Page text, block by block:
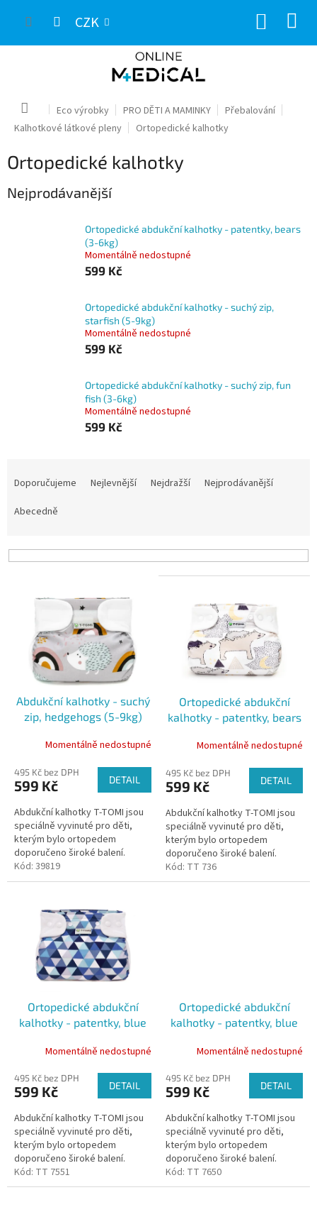
CZK
Domů Eco výrobky PRO DĚTI A MAMINKY
Přebalování
Kalhotkové látkové pleny
Ortopedické kalhotky
Ortopedické kalhotky
Nejprodávanější
Ortopedické abdukční kalhotky - patentky, bears
(3-6kg)
Momentálně nedostupné
599 Kč
Ortopedické abdukční kalhotky - suchý zip,
starfish (5-9kg)
Momentálně nedostupné
599 Kč
Ortopedické abdukční kalhotky - suchý zip, fun
fish (3-6kg)
Momentálně nedostupné
599 Kč
p
Doporučujeme Nejlevnější Nejdražší
Nejprodávanější
Abecedně
Abdukční kalhotky - suchý
zip, hedgehogs (5-9kg)
Momentálně nedostupné
495 Kč bez DPH
599 Kč DETAIL
Abdukční kalhotky T-TOMI jsou
speciálně vyvinuté pro děti,
kterým bylo ortopedem
doporučeno široké balení.
Kalhotky udržují kyčle dítěte ve
správném postavení díky všité...
Kód: 39819
Ortopedické abdukční
kalhotky - patentky, bears
Momentálně nedostupné
495 Kč bez DPH
599 Kč DETAIL
Abdukční kalhotky T-TOMI jsou
speciálně vyvinuté pro děti,
kterým bylo ortopedem
doporučeno široké balení.
Kalhotky udržují kyčle dítěte ve
správném postavení díky všité...
Kód: TT 736
Ortopedické abdukční
kalhotky - patentky, blue
Momentálně nedostupné
495 Kč bez DPH
599 Kč DETAIL
Abdukční kalhotky T-TOMI jsou
speciálně vyvinuté pro děti,
kterým bylo ortopedem
doporučeno široké balení.
Kalhotky udržují kyčle dítěte ve
správném postavení díky všité...
Kód: TT 7551
Ortopedické abdukční
kalhotky - patentky, blue
Momentálně nedostupné
495 Kč bez DPH
599 Kč DETAIL
Abdukční kalhotky T-TOMI jsou
speciálně vyvinuté pro děti,
kterým bylo ortopedem
doporučeno široké balení.
Kalhotky udržují kyčle dítěte ve
správném postavení díky všité...
Kód: TT 7650